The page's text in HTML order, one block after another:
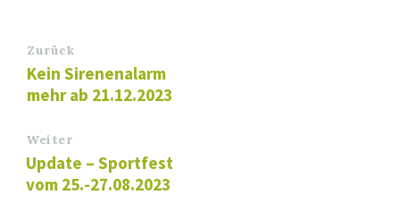
Zurück
Kein Sirenenalarm
mehr ab 21.12.2023
Weiter
Update – Sportfest
vom 25.-27.08.2023